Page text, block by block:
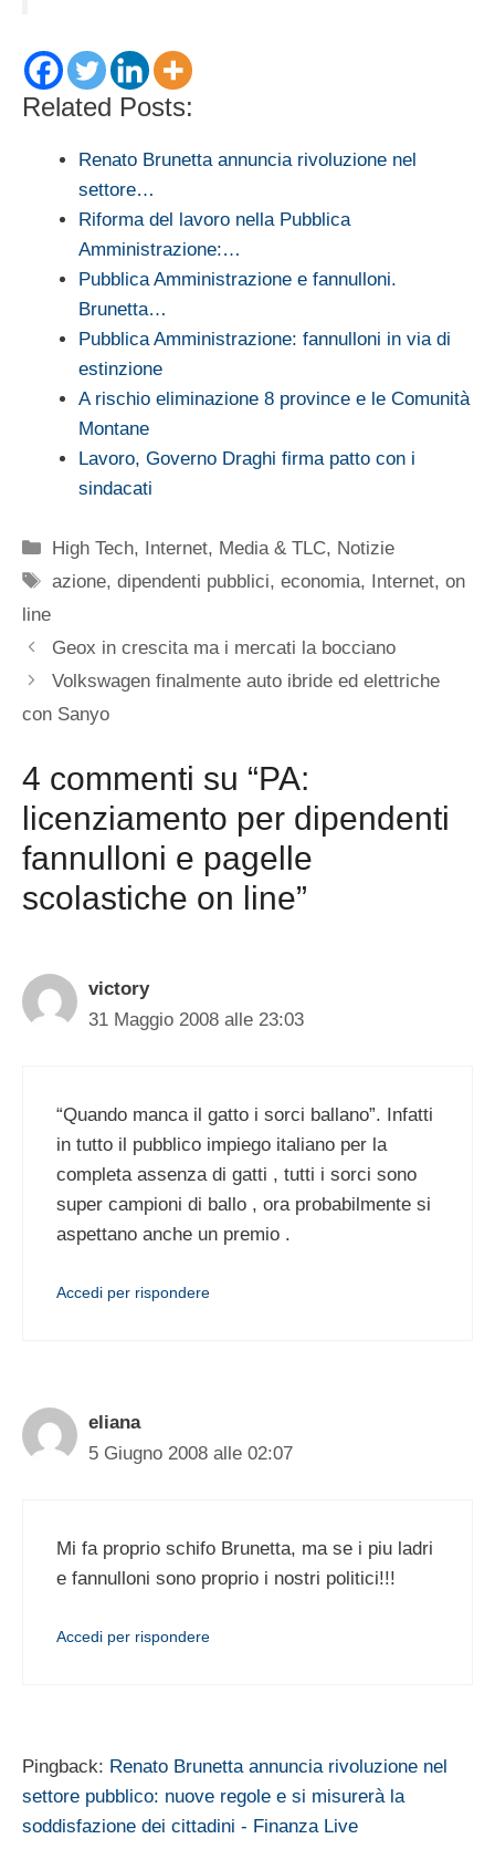
Related Posts:
Renato Brunetta annuncia rivoluzione nel
settore…
Riforma del lavoro nella Pubblica
Amministrazione:…
Pubblica Amministrazione e fannulloni.
Brunetta…
Pubblica Amministrazione: fannulloni in via di
estinzione
A rischio eliminazione 8 province e le Comunità
Montane
Lavoro, Governo Draghi firma patto con i
sindacati
Categorie
High Tech, Internet, Media & TLC, Notizie
Tag
azione,dipendenti pubblici,economia, Internet,on
line
Geox in crescita ma i mercati la bocciano
Volkswagen finalmente auto ibride ed elettriche
con Sanyo
4 commenti su “PA:
licenziamento per dipendenti
fannulloni e pagelle
scolastiche on line”
victory
31 Maggio 2008 alle 23:03
“Quando manca il gatto i sorci ballano”. Infatti
in tutto il pubblico impiego italiano per la
completa assenza di gatti , tutti i sorci sono
super campioni di ballo , ora probabilmente si
aspettano anche un premio .
Accedi per rispondere
eliana
5 Giugno 2008 alle 02:07
Mi fa proprio schifo Brunetta, ma se i piu ladri
e fannulloni sono proprio i nostri politici!!!
Accedi per rispondere
Pingback: Renato Brunetta annuncia rivoluzione nel
settore pubblico: nuove regole e si misurerà la
soddisfazione dei cittadini - Finanza Live